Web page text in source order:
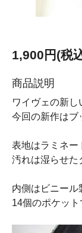
1,900円(税
商品説明
ワイヴェの新し
今回の新作はブ
表地はラミネー
汚れは湿らせ
内側はビニール
14個のポケッ